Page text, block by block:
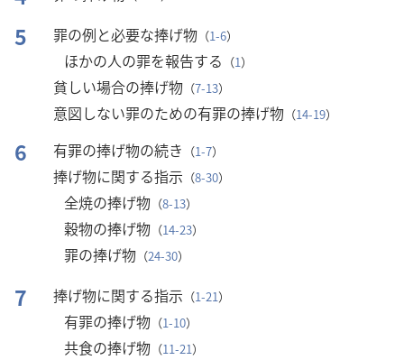
5 罪の例と必要な捧げ物（1-6）
ほかの人の罪を報告する （1）
貧しい場合の捧げ物（7-13）
意図しない罪のための有罪の捧げ物（14-19）
6 有罪の捧げ物の続き （1-7）
捧げ物に関する指示 （8-30）
全焼の捧げ物（8-13）
穀物の捧げ物（14-23）
罪の捧げ物（24-30）
7 捧げ物に関する指示 （1-21）
有罪の捧げ物（1-10）
共食の捧げ物（11-21）